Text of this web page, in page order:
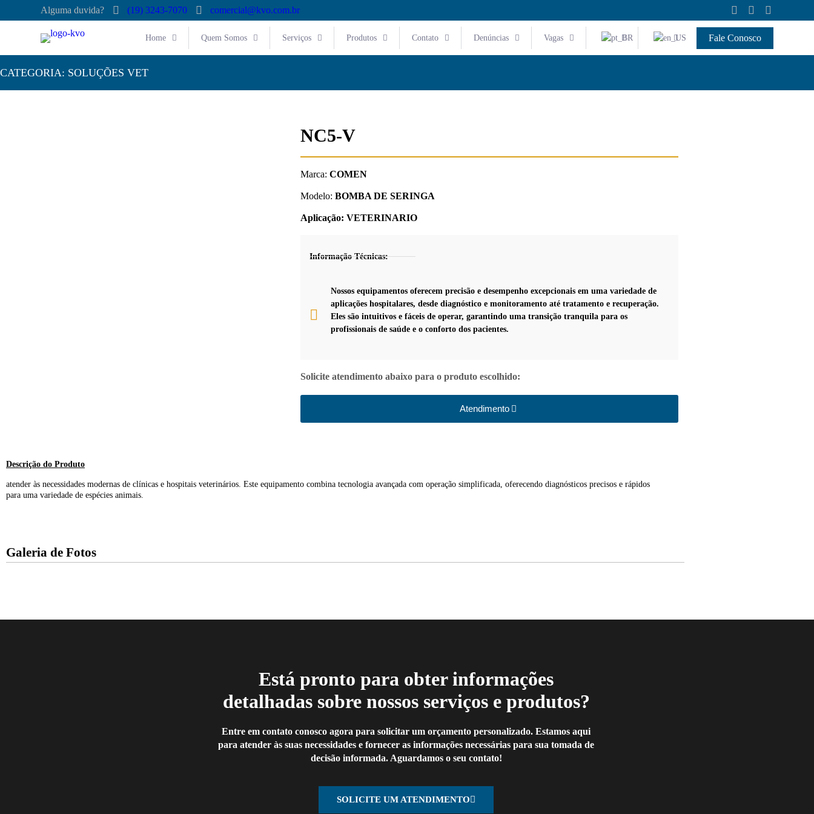
Alguma duvida? (19) 3243-7070 comercial@kvo.com.br
Home Quem Somos Serviços Produtos Contato Denúncias Vagas Fale Conosco
CATEGORIA: SOLUÇÕES VET
NC5-V
Marca: COMEN
Modelo: BOMBA DE SERINGA
Aplicação: VETERINARIO
Informação Técnicas:
Nossos equipamentos oferecem precisão e desempenho excepcionais em uma variedade de
aplicações hospitalares, desde diagnóstico e monitoramento até tratamento e recuperação.
Eles são intuitivos e fáceis de operar, garantindo uma transição tranquila para os
profissionais de saúde e o conforto dos pacientes.
Solicite atendimento abaixo para o produto escolhido:
Atendimento
Descrição do Produto​
atender às necessidades modernas de clínicas e hospitais veterinários. Este equipamento combina tecnologia avançada com operação simplificada, oferecendo diagnósticos precisos e rápidos
para uma variedade de espécies animais.
Galeria de Fotos
Está pronto para obter informações
detalhadas sobre nossos serviços e produtos?
Entre em contato conosco agora para solicitar um orçamento personalizado. Estamos aqui
para atender às suas necessidades e fornecer as informações necessárias para sua tomada de
decisão informada. Aguardamos o seu contato!
SOLICITE UM ATENDIMENTO